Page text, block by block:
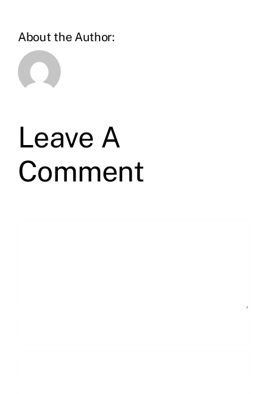
About the Author:
Leave A
Comment